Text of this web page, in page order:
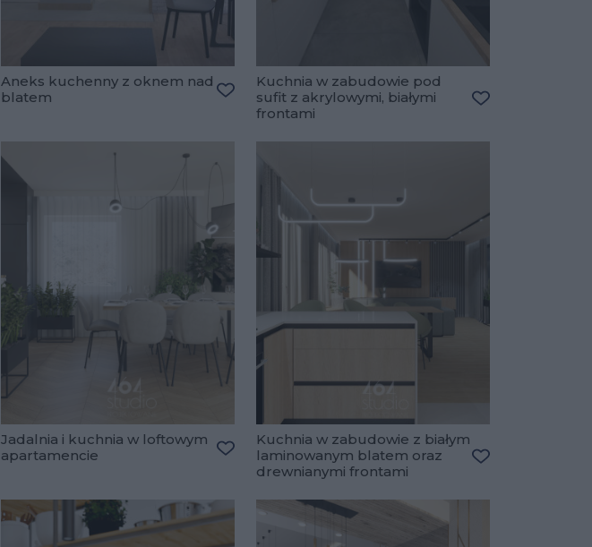
Aneks kuchenny z oknem nad
blatem
Dodaj do ulubionych
Kuchnia w zabudowie pod
sufit z akrylowymi, białymi
frontami
Jadalnia i kuchnia w loftowym
apartamencie
Dodaj do ulubionych
Kuchnia w zabudowie z białym
laminowanym blatem oraz
drewnianymi frontami